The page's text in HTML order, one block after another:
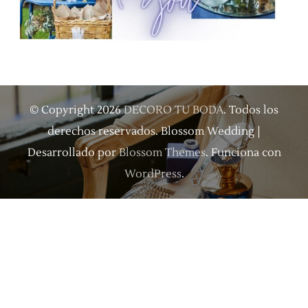
© Copyright 2026DECORO TU BODA. Todos los
derechos reservados.Blossom Wedding |
Desarrollado porBlossom Themes. Funciona con
WordPress.